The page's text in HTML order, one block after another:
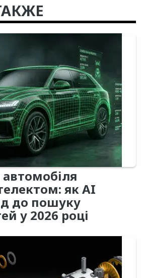
як AI
до пошуку
у 2026 році